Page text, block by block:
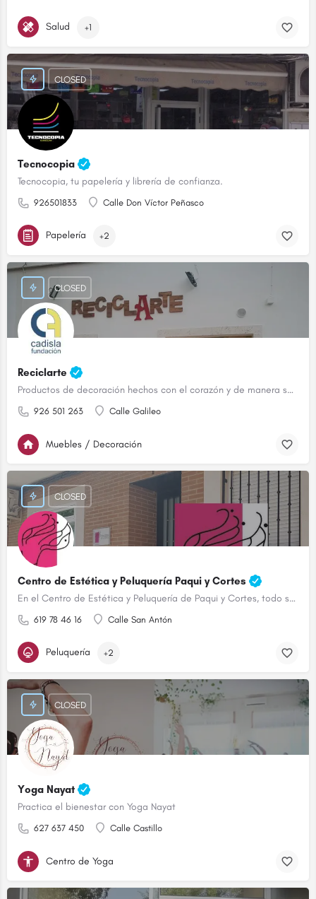
Salud +1
Tecnocopia
Tecnocopia, tu papelería y librería de confianza.
926501833 Calle Don Víctor Peñasco
CLOSED
Papelería +2
Reciclarte
Productos de decoración hechos con el corazón y de manera sostenible.
926 501 263 Calle Galileo
CLOSED
Muebles / Decoración
Centro de Estética y Peluquería Paqui y Cortes
En el Centro de Estética y Peluquería de Paqui y Cortes, todo son ventajas.
619 78 46 16 Calle San Antón
CLOSED
Peluquería +2
Yoga Nayat
Practica el bienestar con Yoga Nayat
627 637 450 Calle Castillo
CLOSED
Centro de Yoga